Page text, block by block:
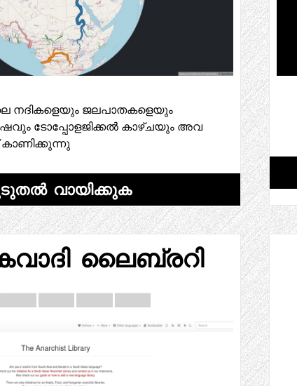
നദികളെയും ജലപാതകളെയും
ടോപ്പോളജിക്കൽ കാഴ്ചയും അവ
വായിക്കുക
ലൈബ്രറി